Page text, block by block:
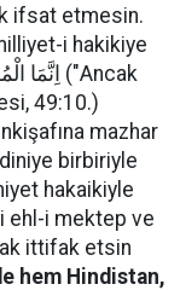
ifsat etmesin.
i hakikiye
49:10.)
mazhar
birbiriyle
hakaikiyle
ehl-i mektep ve
ittifak etsin
hem Hindistan,